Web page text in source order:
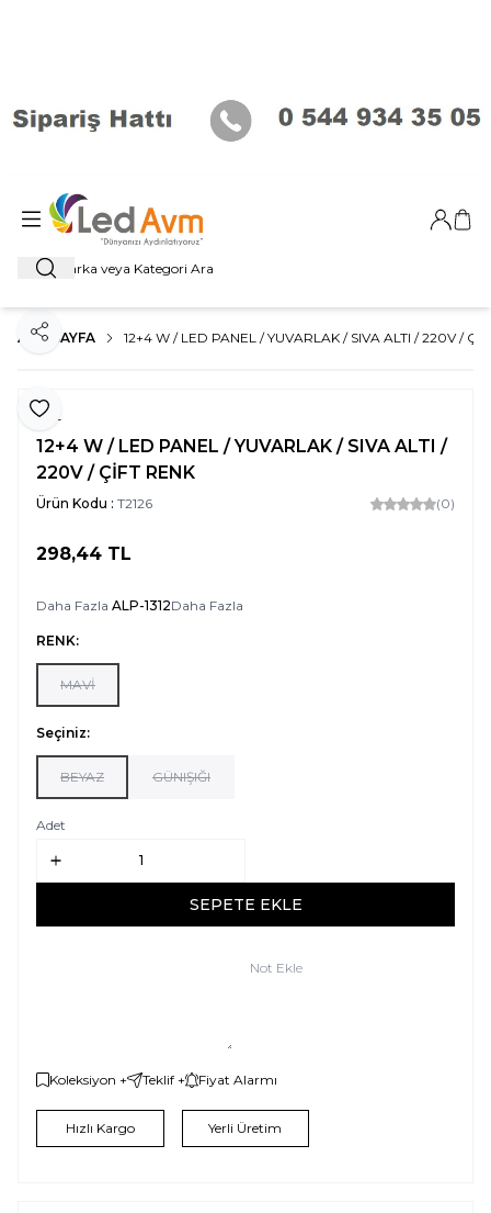
Ara
Giriş
ANA SAYFA 12+4 W / LED PANEL / YUVARLAK / SIVA ALTI / 220V /
Favoriye Ekle
Paylaş
YCL
12+4 W / LED PANEL / YUVARLAK / SIVA ALTI /
220V / ÇİFT RENK
Ürün Kodu : T2126 (0)
298,44 TL
Daha Fazla ALP-1312Daha Fazla
RENK:
MAVİ
Seçiniz:
BEYAZ GÜNIŞIĞI
Adet
SEPETE EKLE
Not Ekle
Koleksiyon + Teklif + Fiyat Alarmı
Hızlı Kargo Yerli Üretim